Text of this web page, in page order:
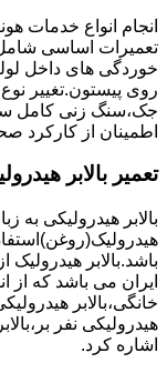
انجام انواع خدمات
تعمیرات اساسی
خوردگی های داخل
روی پیستون.تغییر نوع
جک،سنگ زنی کامل
اطمینان از کارکرد
تعمیر بالابر
بالابر هیدرولیکی به
باشد.بالابر هیدرولیک
ایران می باشد که از
خانگی،بالابر
هیدرولیکی نفر
اشاره کرد.